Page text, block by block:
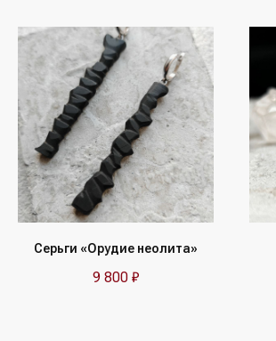
Серьги «Орудие неолита»
9 800 ₽
/Подписка на рассылку/
Получайте первыми сообщения
/Покупателям/
Все украшения
Доставка и оплата
Наши друзья
(другие бренды)
Кольца
Обмен и возврат
Серьги
Контакты и реквизиты
*Упомянутые организации Facebook
(Фейсбук, ФБ), Instagram (Инстаграм, Инста),
Meta (Мета) — являются экстремистскими
организациями, деятельность которых
запрещена в РФ с 21 марта 2022 года
Колье
FAQ
Браслеты
Аксессуары
Для мужчин